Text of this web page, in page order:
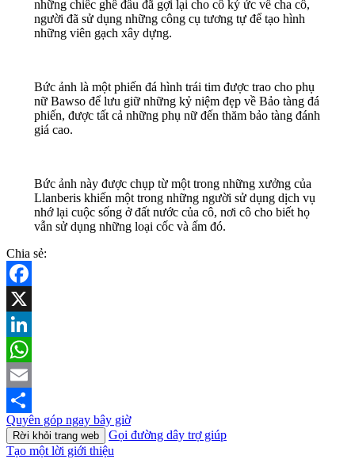
những chiếc ghế đẩu đã gợi lại cho cô ký ức về cha cô,
người đã sử dụng những công cụ tương tự để tạo hình
những viên gạch xây dựng.
Bức ảnh là một phiến đá hình trái tim được trao cho phụ
nữ Bawso để lưu giữ những kỷ niệm đẹp về Bảo tàng đá
phiến, được tất cả những phụ nữ đến thăm bảo tàng đánh
giá cao.
Bức ảnh này được chụp từ một trong những xưởng của
Llanberis khiến một trong những người sử dụng dịch vụ
nhớ lại cuộc sống ở đất nước của cô, nơi cô cho biết họ
vẫn sử dụng những loại cốc và ấm đó.
Chia sẻ:
Facebook
X
LinkedIn
WhatsApp
Email
Share
Quyên góp ngay bây giờ
Rời khỏi trang web
Gọi đường dây trợ giúp
Tạo một lời giới thiệu